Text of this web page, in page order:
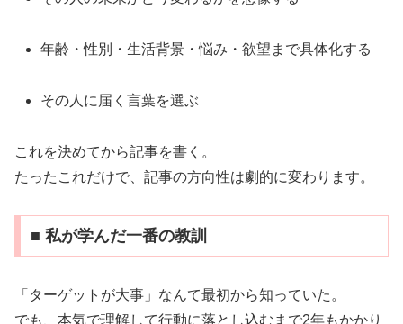
年齢・性別・生活背景・悩み・欲望まで具体化する
その人に届く言葉を選ぶ
これを決めてから記事を書く。
たったこれだけで、記事の方向性は劇的に変わります。
■ 私が学んだ一番の教訓
「ターゲットが大事」なんて最初から知っていた。
でも、本気で理解して行動に落とし込むまで2年もかかり